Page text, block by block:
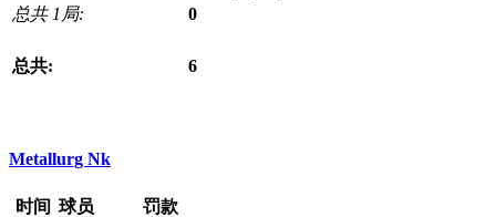
总共 1局:
0
总共: 6
Metallurg Nk
时间 球员
罚款